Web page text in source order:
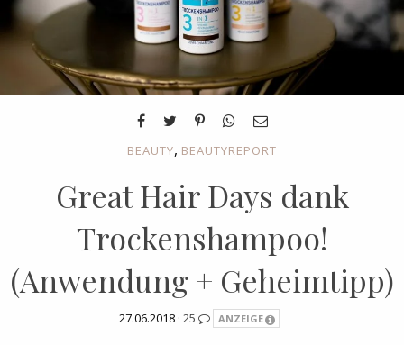
BEAUTY, BEAUTYREPORT
Great Hair Days dank
Trockenshampoo!
(Anwendung + Geheimtipp)
27.06.2018 · 25 ANZEIGE